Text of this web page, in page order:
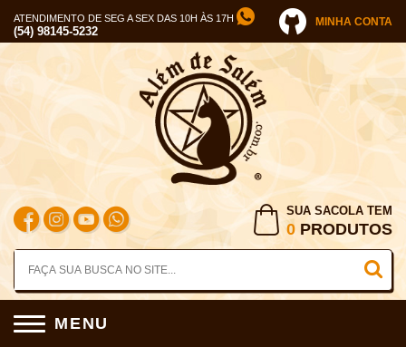
ATENDIMENTO DE SEG A SEX DAS 10H ÀS 17H
(54) 98145-5232
MINHA CONTA
SUA SACOLA TEM
0 PRODUTOS
MENU